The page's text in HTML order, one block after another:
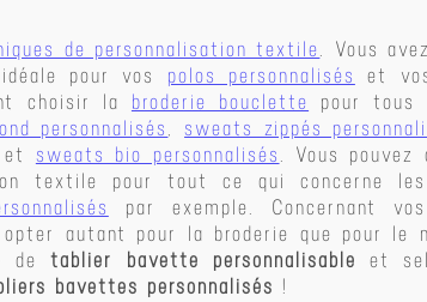
de personnalisation textile. Vous
pour vos polos personnalisés et
choisir la broderie bouclette pour tous
personnalisés,sweats zippés
et sweats bio personnalisés. Vous pouvez
textile pour tout ce qui concerne les
par exemple. Concernant
autant pour la broderie que pour le
detablier bavette personnalisable et
bavettes personnalisés !